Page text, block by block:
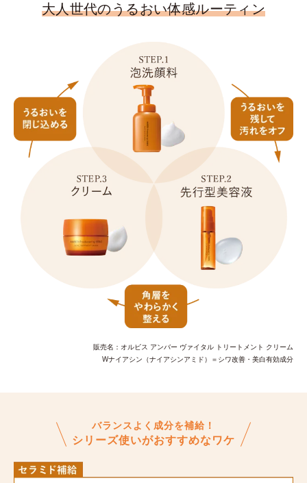
大人世代のうるおい体感ルーティン
販売名：オルビス アンバー ヴァイタル トリートメント クリーム
Wナイアシン（ナイアシンアミド）＝シワ改善・美白有効成分
バランスよく成分を補給！
シリーズ使いがおすすめなワケ